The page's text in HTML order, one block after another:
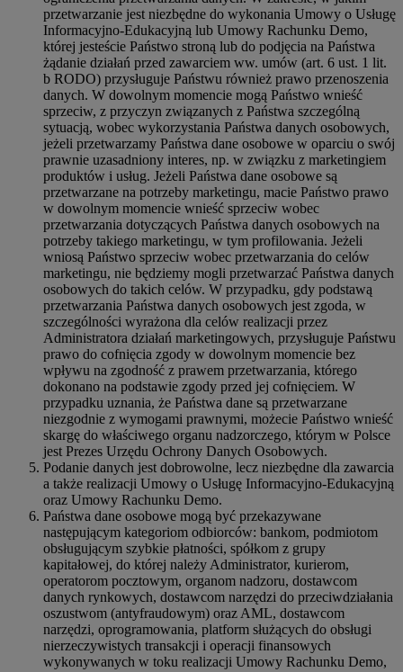
przetwarzanie jest niezbędne do wykonania Umowy o Usługę
Informacyjno-Edukacyjną lub Umowy Rachunku Demo,
której jesteście Państwo stroną lub do podjęcia na Państwa
żądanie działań przed zawarciem ww. umów (art. 6 ust. 1 lit.
b RODO) przysługuje Państwu również prawo przenoszenia
danych. W dowolnym momencie mogą Państwo wnieść
sprzeciw, z przyczyn związanych z Państwa szczególną
sytuacją, wobec wykorzystania Państwa danych osobowych,
jeżeli przetwarzamy Państwa dane osobowe w oparciu o swój
prawnie uzasadniony interes, np. w związku z marketingiem
produktów i usług. Jeżeli Państwa dane osobowe są
przetwarzane na potrzeby marketingu, macie Państwo prawo
w dowolnym momencie wnieść sprzeciw wobec
przetwarzania dotyczących Państwa danych osobowych na
potrzeby takiego marketingu, w tym profilowania. Jeżeli
wniosą Państwo sprzeciw wobec przetwarzania do celów
marketingu, nie będziemy mogli przetwarzać Państwa danych
osobowych do takich celów. W przypadku, gdy podstawą
przetwarzania Państwa danych osobowych jest zgoda, w
szczególności wyrażona dla celów realizacji przez
Administratora działań marketingowych, przysługuje Państwu
prawo do cofnięcia zgody w dowolnym momencie bez
wpływu na zgodność z prawem przetwarzania, którego
dokonano na podstawie zgody przed jej cofnięciem. W
przypadku uznania, że Państwa dane są przetwarzane
niezgodnie z wymogami prawnymi, możecie Państwo wnieść
skargę do właściwego organu nadzorczego, którym w Polsce
jest Prezes Urzędu Ochrony Danych Osobowych.
Podanie danych jest dobrowolne, lecz niezbędne dla zawarcia
a także realizacji Umowy o Usługę Informacyjno-Edukacyjną
oraz Umowy Rachunku Demo.
Państwa dane osobowe mogą być przekazywane
następującym kategoriom odbiorców: bankom, podmiotom
obsługującym szybkie płatności, spółkom z grupy
kapitałowej, do której należy Administrator, kurierom,
operatorom pocztowym, organom nadzoru, dostawcom
danych rynkowych, dostawcom narzędzi do przeciwdziałania
oszustwom (antyfraudowym) oraz AML, dostawcom
narzędzi, oprogramowania, platform służących do obsługi
nierzeczywistych transakcji i operacji finansowych
wykonywanych w toku realizacji Umowy Rachunku Demo,